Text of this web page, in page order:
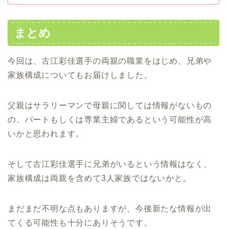
まとめ
今回は、古江彩佳選手の両親の職業をはじめ、兄弟や
家族構成についてもお届けしました。
父親はサラリーマンで母親に関しては情報がないもの
の、パートもしくは専業主婦であるという可能性が高
いかと思われます。
そして古江彩佳選手に兄弟がいるという情報はなく、
家族構成は両親を含めて3人家族ではないかと。
まだまだ不明な点もありますが、今後新たな情報が出
てくる可能性も十分にありそうです。